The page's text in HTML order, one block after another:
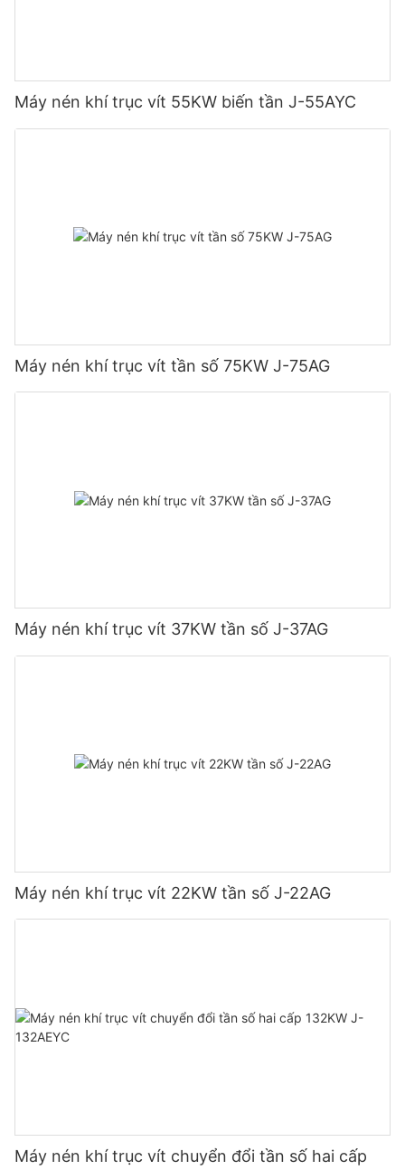
Máy nén khí trục vít 55KW biến tần J-55AYC
Máy nén khí trục vít tần số 75KW J-75AG
Máy nén khí trục vít 37KW tần số J-37AG
Máy nén khí trục vít 22KW tần số J-22AG
Máy nén khí trục vít chuyển đổi tần số hai cấp